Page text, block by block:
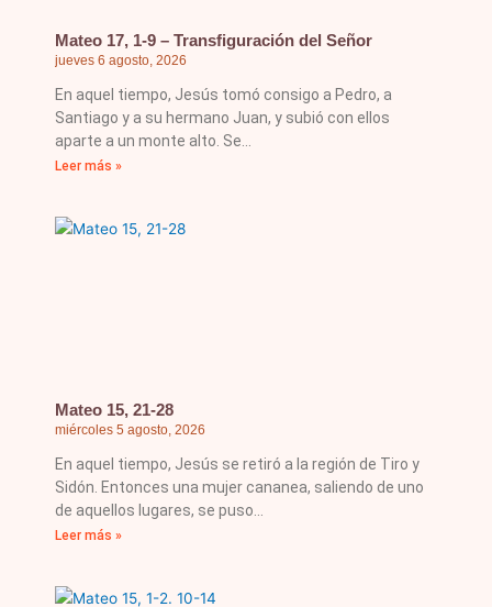
Mateo 17, 1-9 – Transfiguración del Señor
jueves 6 agosto, 2026
En aquel tiempo, Jesús tomó consigo a Pedro, a
Santiago y a su hermano Juan, y subió con ellos
aparte a un monte alto. Se
Leer más »
Mateo 15, 21-28
miércoles 5 agosto, 2026
En aquel tiempo, Jesús se retiró a la región de Tiro y
Sidón. Entonces una mujer cananea, saliendo de uno
de aquellos lugares, se puso
Leer más »